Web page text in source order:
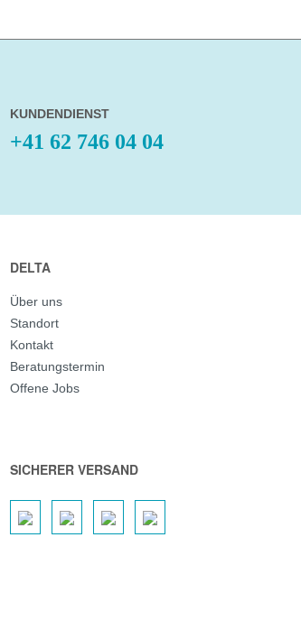
KUNDENDIENST
+41 62 746 04 04
DELTA
Über uns
Standort
Kontakt
Beratungstermin
Offene Jobs
SICHERER VERSAND